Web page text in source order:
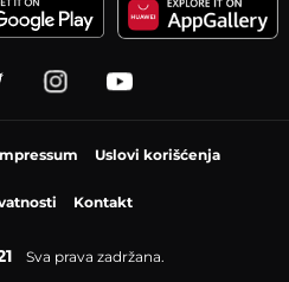
Uslovi korišćenja
Kontakt
Sva prava zadržana.